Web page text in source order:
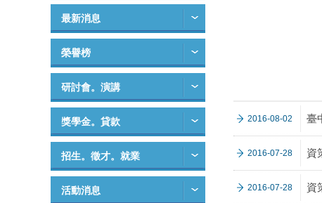
最新消息
榮譽榜
研討會。演講
獎學金。貸款
招生。徵才。就業
活動消息
2016-08-02 臺
2016-07-28 資
2016-07-28 資